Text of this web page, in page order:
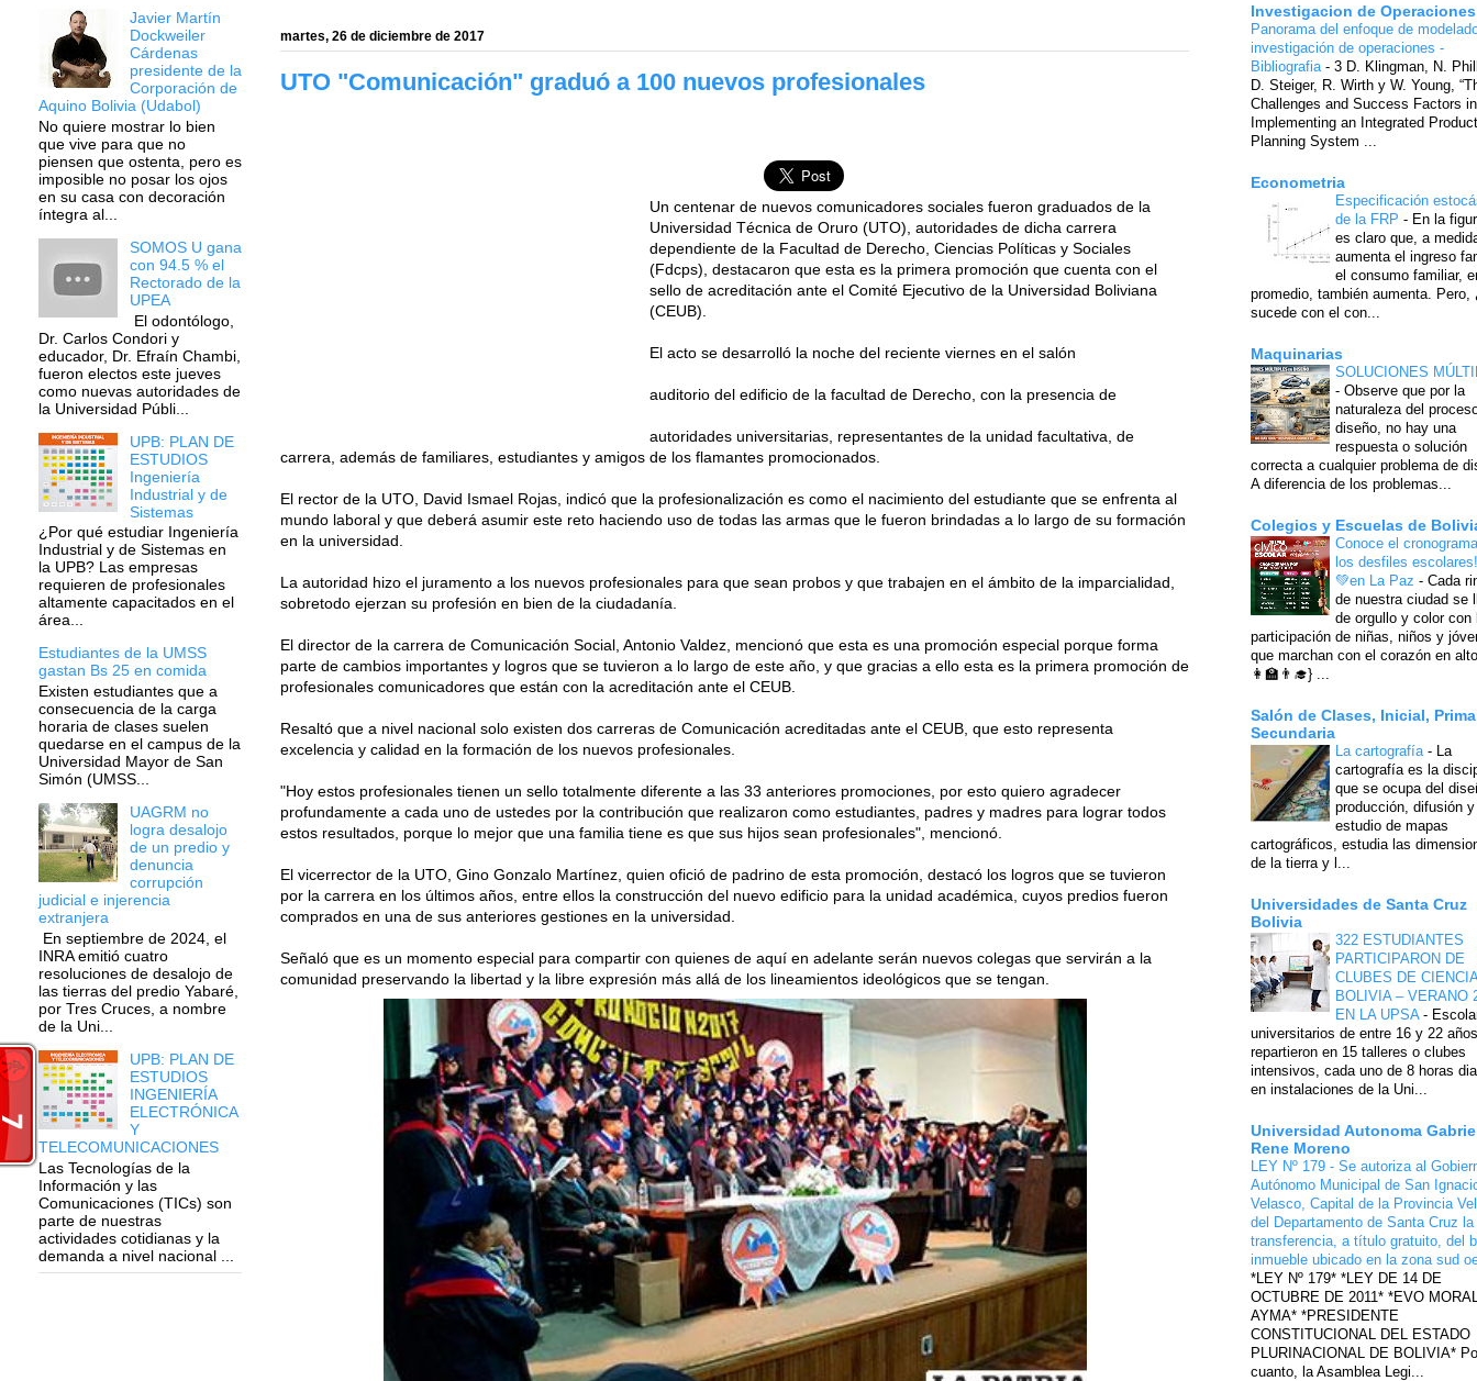
martes, 26 de diciembre de 2017
UTO "Comunicación" graduó a 100 nuevos profesionales
Un centenar de nuevos comunicadores sociales fueron graduados de la
Universidad Técnica de Oruro (UTO), autoridades de dicha carrera
dependiente de la Facultad de Derecho, Ciencias Políticas y Sociales
(Fdcps), destacaron que esta es la primera promoción que cuenta con el
sello de acreditación ante el Comité Ejecutivo de la Universidad Boliviana
(CEUB).
El acto se desarrolló la noche del reciente viernes en el salón
auditorio del edificio de la facultad de Derecho, con la presencia de
autoridades universitarias, representantes de la unidad facultativa, de
carrera, además de familiares, estudiantes y amigos de los flamantes promocionados.
El rector de la UTO, David Ismael Rojas, indicó que la profesionalización es como el nacimiento del estudiante que se enfrenta al
mundo laboral y que deberá asumir este reto haciendo uso de todas las armas que le fueron brindadas a lo largo de su formación
en la universidad.
La autoridad hizo el juramento a los nuevos profesionales para que sean probos y que trabajen en el ámbito de la imparcialidad,
sobretodo ejerzan su profesión en bien de la ciudadanía.
El director de la carrera de Comunicación Social, Antonio Valdez, mencionó que esta es una promoción especial porque forma
parte de cambios importantes y logros que se tuvieron a lo largo de este año, y que gracias a ello esta es la primera promoción de
profesionales comunicadores que están con la acreditación ante el CEUB.
Resaltó que a nivel nacional solo existen dos carreras de Comunicación acreditadas ante el CEUB, que esto representa
excelencia y calidad en la formación de los nuevos profesionales.
"Hoy estos profesionales tienen un sello totalmente diferente a las 33 anteriores promociones, por esto quiero agradecer
profundamente a cada uno de ustedes por la contribución que realizaron como estudiantes, padres y madres para lograr todos
estos resultados, porque lo mejor que una familia tiene es que sus hijos sean profesionales", mencionó.
El vicerrector de la UTO, Gino Gonzalo Martínez, quien ofició de padrino de esta promoción, destacó los logros que se tuvieron
por la carrera en los últimos años, entre ellos la construcción del nuevo edificio para la unidad académica, cuyos predios fueron
comprados en una de sus anteriores gestiones en la universidad.
Señaló que es un momento especial para compartir con quienes de aquí en adelante serán nuevos colegas que servirán a la
comunidad preservando la libertad y la libre expresión más allá de los lineamientos ideológicos que se tengan.
Javier Martín
Dockweiler
Cárdenas
presidente de la
Corporación de
Aquino Bolivia (Udabol)
No quiere mostrar lo bien
que vive para que no
piensen que ostenta, pero es
imposible no posar los ojos
en su casa con decoración
íntegra al...
SOMOS U gana
con 94.5 % el
Rectorado de la
UPEA
El odontólogo,
Dr. Carlos Condori y
educador, Dr. Efraín Chambi,
fueron electos este jueves
como nuevas autoridades de
la Universidad Públi...
UPB: PLAN DE
ESTUDIOS
Ingeniería
Industrial y de
Sistemas
¿Por qué estudiar Ingeniería
Industrial y de Sistemas en
la UPB? Las empresas
requieren de profesionales
altamente capacitados en el
área...
Estudiantes de la UMSS
gastan Bs 25 en comida
Existen estudiantes que a
consecuencia de la carga
horaria de clases suelen
quedarse en el campus de la
Universidad Mayor de San
Simón (UMSS...
UAGRM no
logra desalojo
de un predio y
denuncia
corrupción
judicial e injerencia
extranjera
En septiembre de 2024, el
INRA emitió cuatro
resoluciones de desalojo de
las tierras del predio Yabaré,
por Tres Cruces, a nombre
de la Uni...
UPB: PLAN DE
ESTUDIOS
INGENIERÍA
ELECTRÓNICA
Y
TELECOMUNICACIONES
Las Tecnologías de la
Información y las
Comunicaciones (TICs) son
parte de nuestras
actividades cotidianas y la
demanda a nivel nacional ...
Investigacion de Operaciones
Panorama del enfoque de
investigación de operaciones -
Bibliografia - 3 D. Klingman, N.
D. Steiger, R. Wirth y W. Young,
Challenges and Success Factors in
Implementing an Integrated
Planning System ...
Econometria
Especificación
de la FRP - En la
es claro que, a
aumenta el ingreso
el consumo familiar,
promedio, también aumenta. Pero,
sucede con el con...
Maquinarias
SOLUCIONES
- Observe que por la
naturaleza del
diseño, no hay una
respuesta o solución
correcta a cualquier problema de
A diferencia de los problemas...
Colegios y Escuelas de
Conoce el
los desfiles
💚en La Paz - Cada
de nuestra ciudad se
de orgullo y color con
participación de niñas, niños y
que marchan con el corazón en
👩‍🏫👨‍🎓} ...
Salón de Clases, Inicial,
Secundaria
La cartografía -
La
cartografía es la
que se ocupa del
producción, difusión y
estudio de mapas
cartográficos, estudia las
de la tierra y l...
Universidades de Santa Cruz
Bolivia
322 ESTUDIANTES
PARTICIPARON DE
CLUBES DE CIENCIA
BOLIVIA – VERANO
EN LA UPSA -
universitarios de entre 16 y 22
repartieron en 15 talleres o clubes
intensivos, cada uno de 8 horas
en instalaciones de la Uni...
Universidad Autonoma
Rene Moreno
LEY Nº 179 - Se autoriza al
Autónomo Municipal de San
Velasco, Capital de la Provincia
del Departamento de Santa Cruz la
transferencia, a título gratuito, del
inmueble ubicado en la zona sud
*LEY Nº 179* *LEY DE 14 DE
OCTUBRE DE 2011* *EVO
AYMA* *PRESIDENTE
CONSTITUCIONAL DEL ESTADO
PLURINACIONAL DE BOLIVIA*
cuanto, la Asamblea Legi...